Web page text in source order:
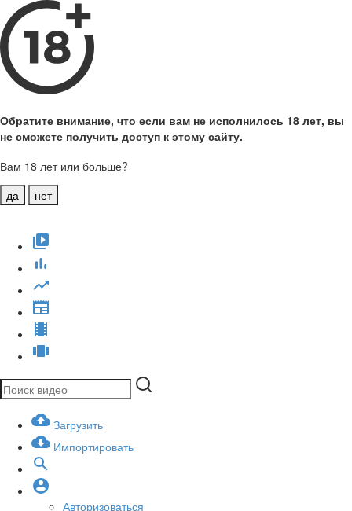
Обратите внимание, что если вам не исполнилось 18 лет, вы
не сможете получить доступ к этому сайту.
Вам 18 лет или больше?
да
нет
Загрузить
Импортировать
Авторизоваться